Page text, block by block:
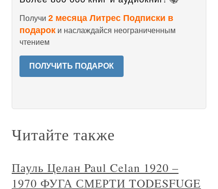
Получи 2 месяца Литрес Подписки в
подарок и наслаждайся неограниченным
чтением
ПОЛУЧИТЬ ПОДАРОК
Читайте также
Пауль Целан Paul Celan 1920 –
1970 ФУГА СМЕРТИ TODESFUGE